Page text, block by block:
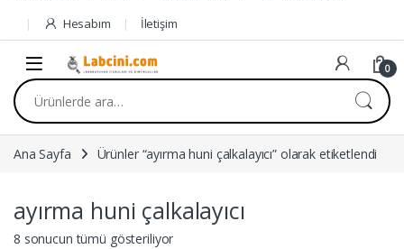
Hesabım İletişim
0
Ara:
Ana Sayfa Ürünler “ayırma huni çalkalayıcı” olarak etiketlendi
ayırma huni çalkalayıcı
8 sonucun tümü gösteriliyor